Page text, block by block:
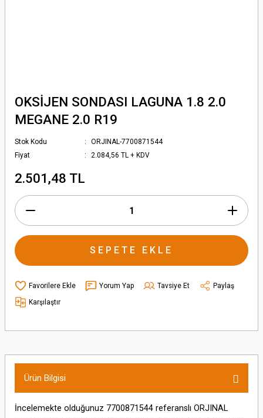
OKSİJEN SONDASI LAGUNA 1.8 2.0
MEGANE 2.0 R19
Stok Kodu
ORJINAL-7700871544
Fiyat
2.084,56 TL + KDV
2.501,48 TL
SEPETE EKLE
Yorum Yap Tavsiye Et
Paylaş
Karşılaştır
Ürün Bilgisi
İncelemekte olduğunuz 7700871544 referanslı ORJINAL